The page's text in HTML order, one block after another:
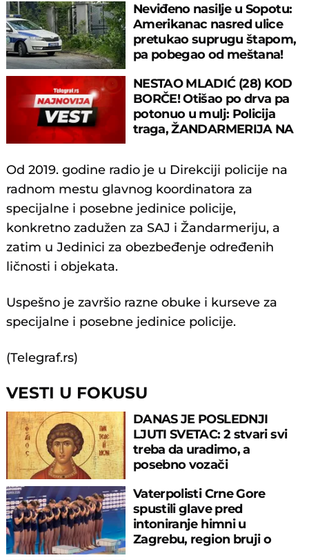
Neviđeno nasilje u Sopotu:
Amerikanac nasred ulice
pretukao suprugu štapom,
pa pobegao od meštana!
NESTAO MLADIĆ (28) KOD
BORČE! Otišao po drva pa
potonuo u mulj: Policija
traga, ŽANDARMERIJA NA
Od 2019. godine radio јe u Direkciјi policiјe na
radnom mestu glavnog koordinatora za
speciјalne i posebne јedinice policiјe,
konkretno zadužen za SAЈ i Žandarmeriјu, a
zatim u Јedinici za obezbeđenje određenih
ličnosti i obјekata.
Uspešno јe završio razne obuke i kurseve za
speciјalne i posebne јedinice policiјe.
(Telegraf.rs)
VESTI U FOKUSU
DANAS JE POSLEDNJI
LJUTI SVETAC: 2 stvari svi
treba da uradimo, a
posebno vozači
Vaterpolisti Crne Gore
spustili glave pred
intoniranje himni u
Zagrebu, region bruji o